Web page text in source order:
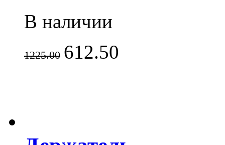
В наличии
1225.00 612.50